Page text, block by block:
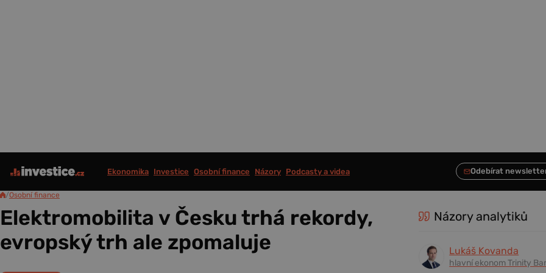
Ekonomika Investice Osobní finance Názory Podcasty a videa
/Osobní finance
Elektromobilita v Česku trhá rekordy,
evropský trh ale zpomaluje
Názory analytiků
Lukáš Kovanda
hlavní ekonom Trinity